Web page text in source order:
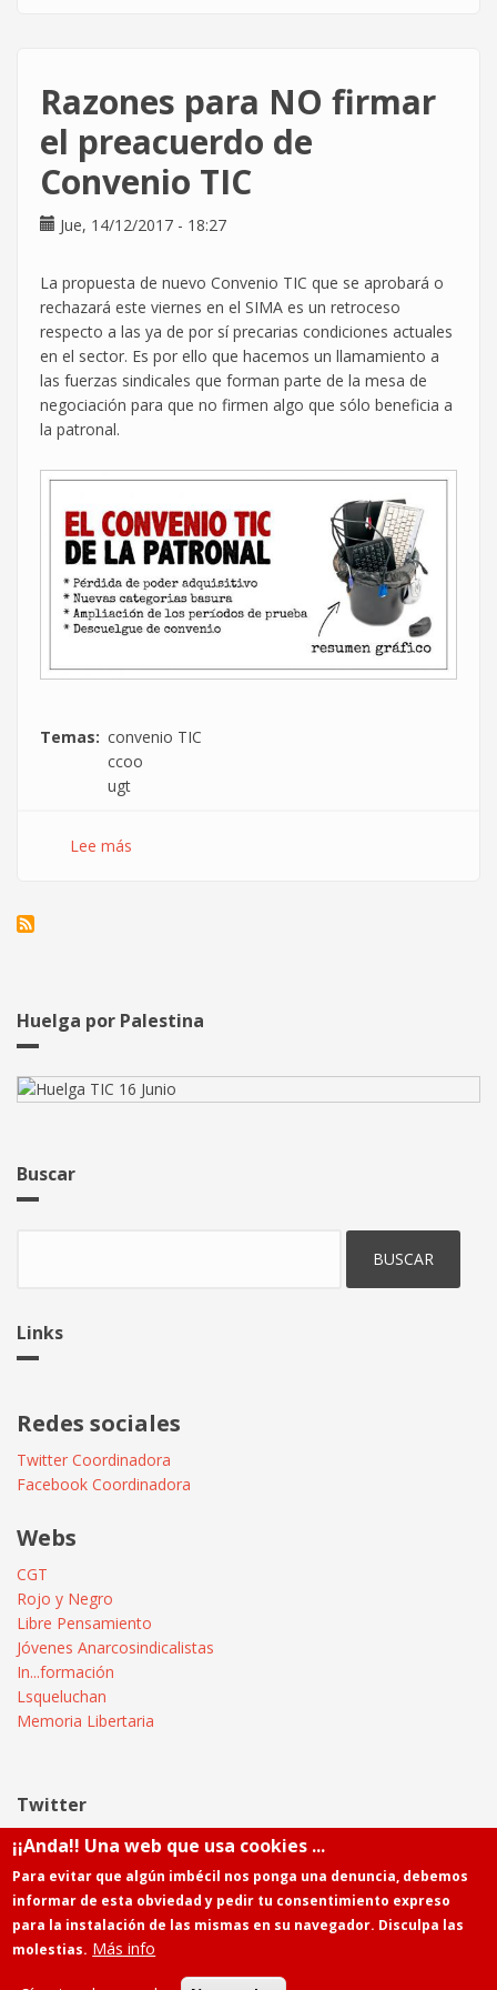
el
cometido
en
la
cláusula
ultraactividad
Razones para NO firmar
el preacuerdo de
Convenio TIC
Jue, 14/12/2017 - 18:27
La propuesta de nuevo Convenio TIC que se aprobará o
rechazará este viernes en el SIMA es un retroceso
respecto a las ya de por sí precarias condiciones actuales
en el sector. Es por ello que hacemos un llamamiento a
las fuerzas sindicales que forman parte de la mesa de
negociación para que no firmen algo que sólo beneficia a
la patronal.
Temas
convenio TIC
ccoo
ugt
Lee más
de
Huelga por Palestina
Buscar
Links
Redes sociales
Twitter Coordinadora
Facebook Coordinadora
Webs
CGT
Rojo y Negro
Libre Pensamiento
Jóvenes Anarcosindicalistas
In...formación
Lsqueluchan
Memoria Libertaria
Twitter
Tweets by @Informatica_CGT
¡¡Anda!! Una web que usa cookies ...
Para evitar que algún imbécil nos ponga una denuncia, debemos
informar de esta obviedad y pedir tu consentimiento expreso
para la instalación de las mismas en su navegador. Disculpa las
molestias. Más info